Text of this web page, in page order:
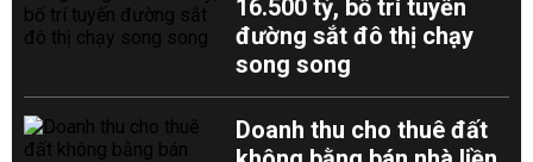
16.500 tỷ, bố trí tuyến
đường sắt đô thị chạy
song song
Doanh thu cho thuê đất